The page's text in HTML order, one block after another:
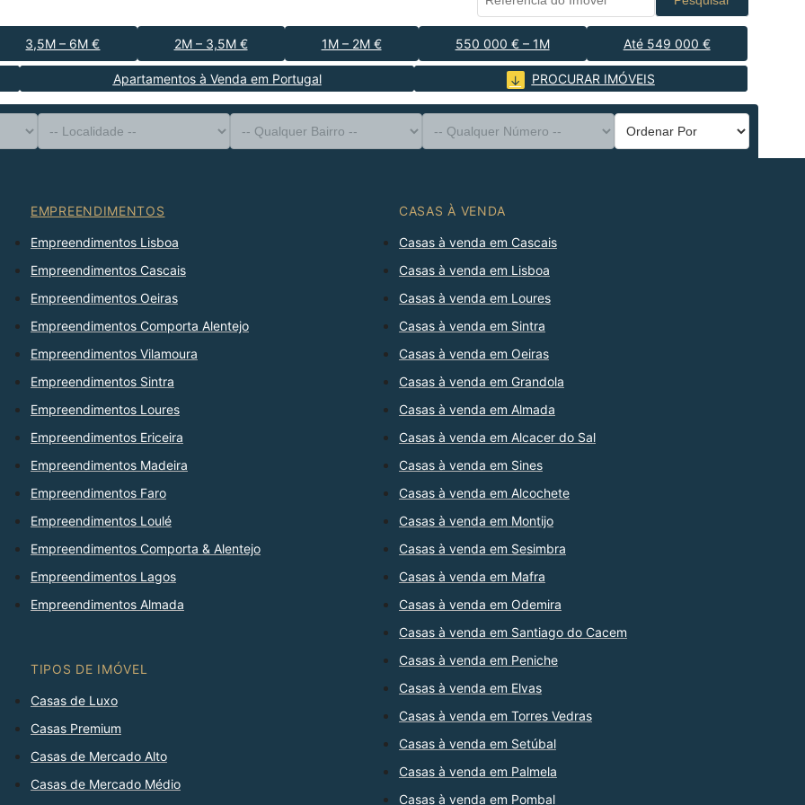
3,5M – 6M € 2M – 3,5M € 1M – 2M € 550 000 € – 1M Até 549 000 €
Apartamentos à Venda em Portugal PROCURAR IMÓVEIS
-- Tipo de Imóvel --
Distrito
-- Localidade --
-- Qualquer Bairro --
-- Qualquer Número --
Ordenar Por
EMPREENDIMENTOS
Empreendimentos Lisboa
Empreendimentos Cascais
Empreendimentos Oeiras
Empreendimentos Comporta Alentejo
Empreendimentos Vilamoura
Empreendimentos Sintra
Empreendimentos Loures
Empreendimentos Ericeira
Empreendimentos Madeira
Empreendimentos Faro
Empreendimentos Loulé
Empreendimentos Comporta & Alentejo
Empreendimentos Lagos
Empreendimentos Almada
TIPOS DE IMÓVEL
Casas de Luxo
Casas Premium
Casas de Mercado Alto
Casas de Mercado Médio
CASAS À VENDA
Casas à venda em Cascais
Casas à venda em Lisboa
Casas à venda em Loures
Casas à venda em Sintra
Casas à venda em Oeiras
Casas à venda em Grandola
Casas à venda em Almada
Casas à venda em Alcacer do Sal
Casas à venda em Sines
Casas à venda em Alcochete
Casas à venda em Montijo
Casas à venda em Sesimbra
Casas à venda em Mafra
Casas à venda em Odemira
Casas à venda em Santiago do Cacem
Casas à venda em Peniche
Casas à venda em Elvas
Casas à venda em Torres Vedras
Casas à venda em Setúbal
Casas à venda em Palmela
Casas à venda em Pombal